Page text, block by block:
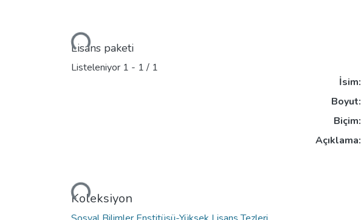
Yükleniyor...
Lisans paketi
Listeleniyor 1 - 1 / 1
Yükleniyor...
İsim:
Boyut:
Biçim:
Açıklama:
Koleksiyon